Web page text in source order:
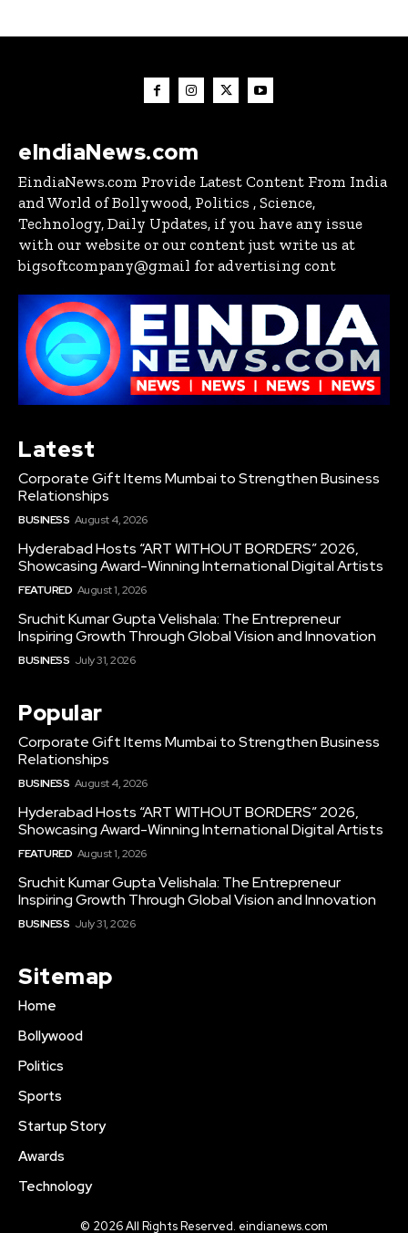
eIndiaNews.com
EindiaNews.com Provide Latest Content From India
and World of Bollywood, Politics , Science,
Technology, Daily Updates, if you have any issue
with our website or our content just write us at
bigsoftcompany@gmail for advertising cont
Latest
Corporate Gift Items Mumbai to Strengthen Business
Relationships
BUSINESS August 4, 2026
Hyderabad Hosts “ART WITHOUT BORDERS” 2026,
Showcasing Award-Winning International Digital Artists
FEATURED August 1, 2026
Sruchit Kumar Gupta Velishala: The Entrepreneur
Inspiring Growth Through Global Vision and Innovation
BUSINESS July 31, 2026
Popular
Corporate Gift Items Mumbai to Strengthen Business
Relationships
BUSINESS August 4, 2026
Hyderabad Hosts “ART WITHOUT BORDERS” 2026,
Showcasing Award-Winning International Digital Artists
FEATURED August 1, 2026
Sruchit Kumar Gupta Velishala: The Entrepreneur
Inspiring Growth Through Global Vision and Innovation
BUSINESS July 31, 2026
Sitemap
Home
Bollywood
Politics
Sports
Startup Story
Awards
Technology
© 2026 All Rights Reserved. eindianews.com